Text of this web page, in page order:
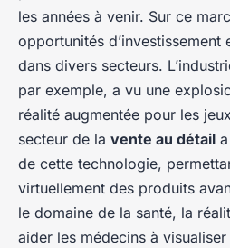
les années à venir. Sur ce
opportunités
dans divers secteurs.
par exemple, a vu une
réalité augmentée pour les
secteur de la vente au détail
de cette technologie,
virtuellement des produits
le domaine de la santé, la
aider les médecins à